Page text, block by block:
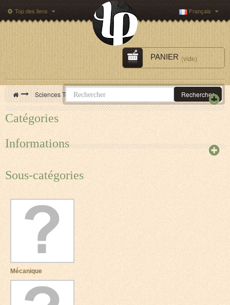
Français
Top des liens
Rechercher
PANIER (vide)
> Sciences Techniques Economie
Catégories
Informations
Sous-catégories
Mécanique